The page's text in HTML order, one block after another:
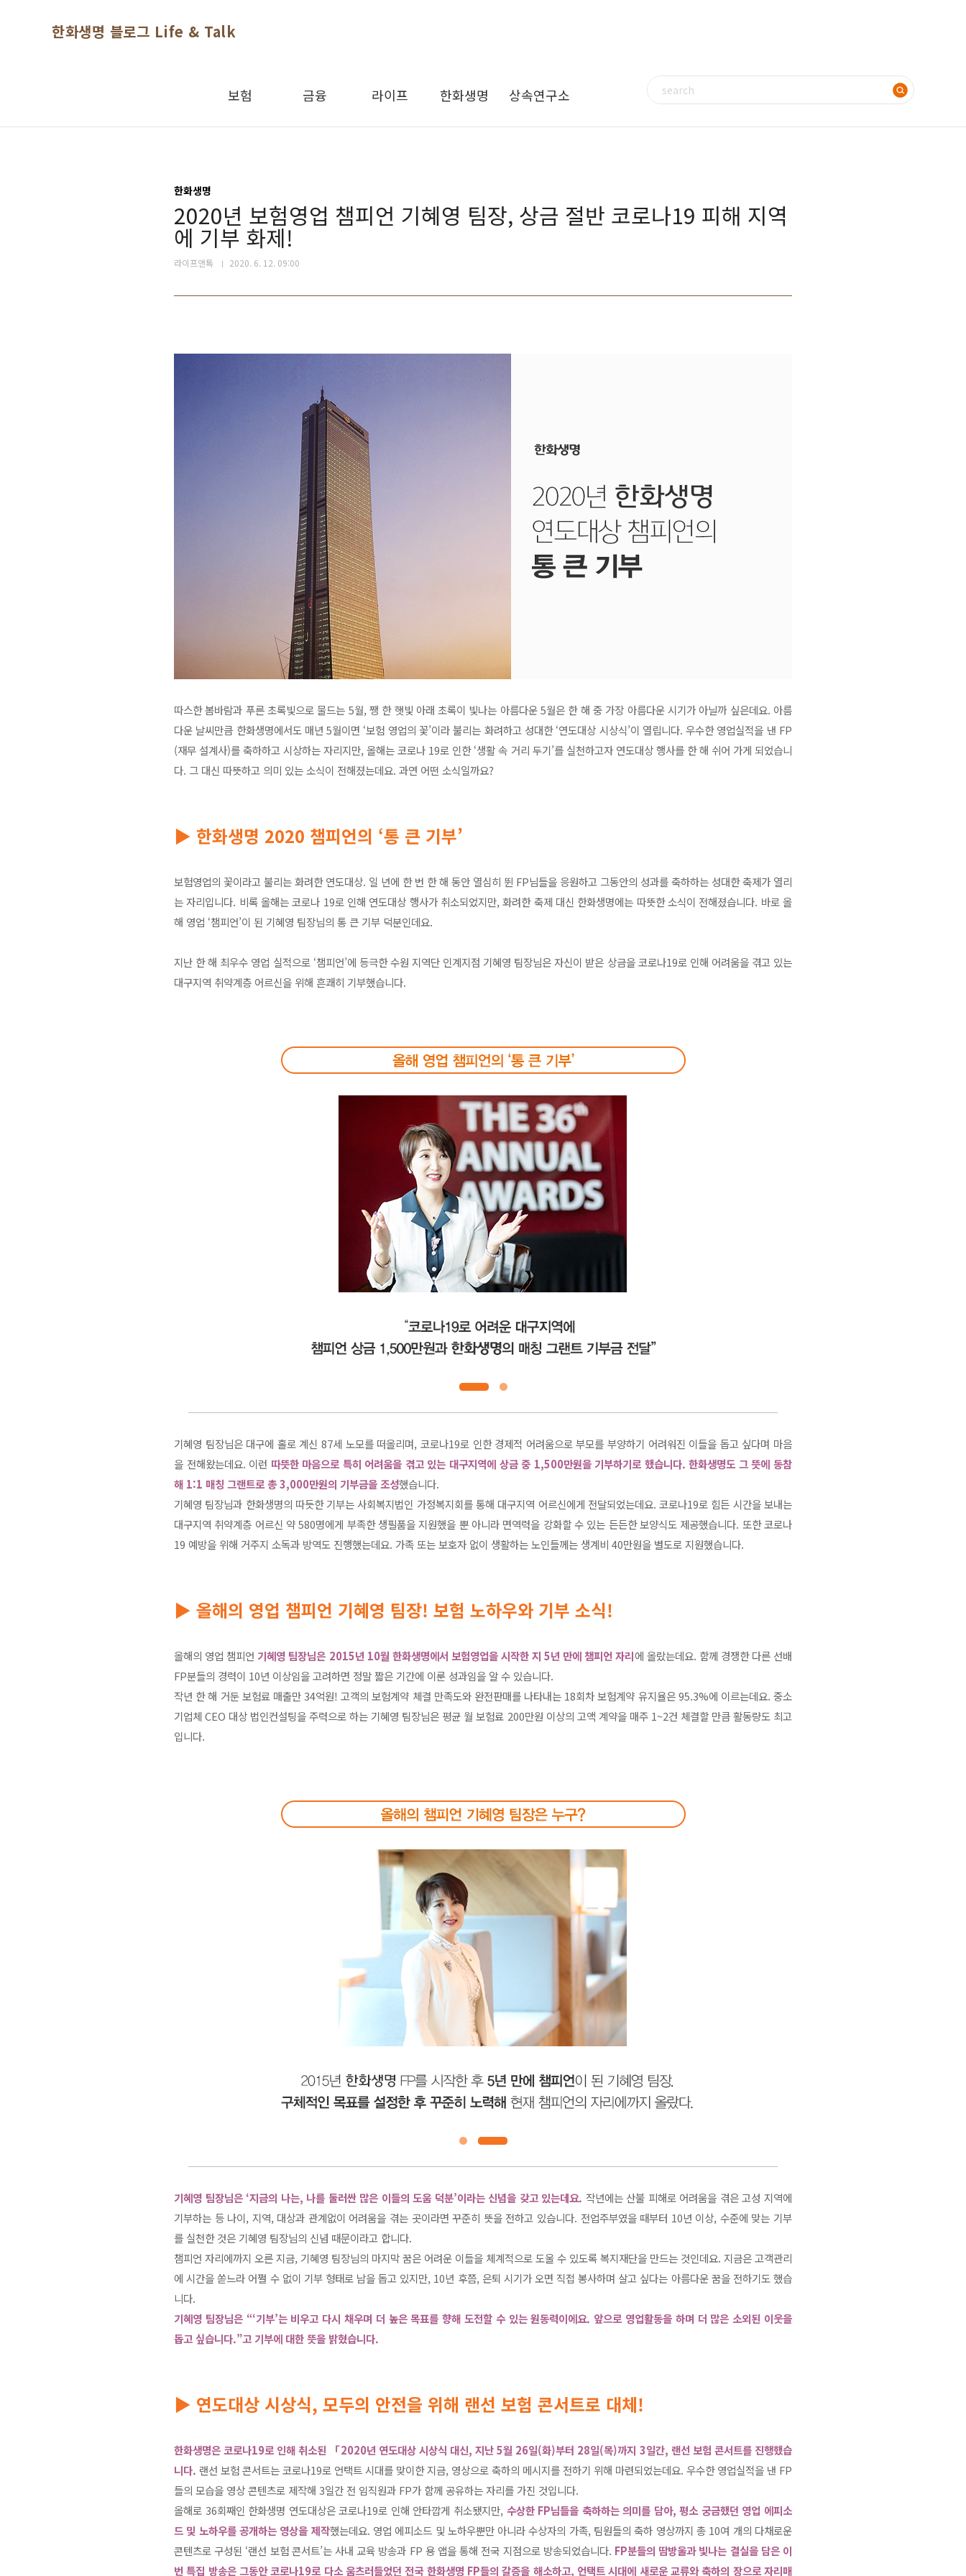
한화생명 블로그 Life & Talk
보험 금융 라이프 한화생명 상속연구소
한화생명
2020년 보험영업 챔피언 기혜영 팀장, 상금 절반 코로나19 피해 지역
에 기부 화제!
라이프앤톡 2020. 6. 12. 09:00
따스한 봄바람과 푸른 초록빛으로 물드는 5월, 쨍 한 햇빛 아래 초록이 빛나는 아름다운 5월은 한 해 중 가장 아름다운 시기가 아닐까 싶은데요. 아름
다운 날씨만큼 한화생명에서도 매년 5월이면 ‘보험 영업의 꽃’이라 불리는 화려하고 성대한 ‘연도대상 시상식’이 열립니다. 우수한 영업실적을 낸 FP
(재무 설계사)를 축하하고 시상하는 자리지만, 올해는 코로나 19로 인한 ‘생활 속 거리 두기’를 실천하고자 연도대상 행사를 한 해 쉬어 가게 되었습니
다. 그 대신 따뜻하고 의미 있는 소식이 전해졌는데요. 과연 어떤 소식일까요?
▶ 한화생명 2020 챔피언의 ‘통 큰 기부’
보험영업의 꽃이라고 불리는 화려한 연도대상. 일 년에 한 번 한 해 동안 열심히 뛴 FP님들을 응원하고 그동안의 성과를 축하하는 성대한 축제가 열리
는 자리입니다. 비록 올해는 코로나 19로 인해 연도대상 행사가 취소되었지만, 화려한 축제 대신 한화생명에는 따뜻한 소식이 전해졌습니다. 바로 올
해 영업 ‘챔피언’이 된 기혜영 팀장님의 통 큰 기부 덕분인데요.
지난 한 해 최우수 영업 실적으로 ‘챔피언’에 등극한 수원 지역단 인계지점 기혜영 팀장님은 자신이 받은 상금을 코로나19로 인해 어려움을 겪고 있는
대구지역 취약계층 어르신을 위해 흔쾌히 기부했습니다.
기혜영 팀장님은 대구에 홀로 계신 87세 노모를 떠올리며, 코로나19로 인한 경제적 어려움으로 부모를 부양하기 어려워진 이들을 돕고 싶다며 마음
을 전해왔는데요. 이런 따뜻한 마음으로 특히 어려움을 겪고 있는 대구지역에 상금 중 1,500만원을 기부하기로 했습니다. 한화생명도 그 뜻에 동참
해 1:1 매칭 그랜트로 총 3,000만원의 기부금을 조성했습니다.
기혜영 팀장님과 한화생명의 따듯한 기부는 사회복지법인 가정복지회를 통해 대구지역 어르신에게 전달되었는데요. 코로나19로 힘든 시간을 보내는
대구지역 취약계층 어르신 약 580명에게 부족한 생필품을 지원했을 뿐 아니라 면역력을 강화할 수 있는 든든한 보양식도 제공했습니다. 또한 코로나
19 예방을 위해 거주지 소독과 방역도 진행했는데요. 가족 또는 보호자 없이 생활하는 노인들께는 생계비 40만원을 별도로 지원했습니다.
▶ 올해의 영업 챔피언 기혜영 팀장! 보험 노하우와 기부 소식!
올해의 영업 챔피언 기혜영 팀장님은 2015년 10월 한화생명에서 보험영업을 시작한 지 5년 만에 챔피언 자리에 올랐는데요. 함께 경쟁한 다른 선배
FP분들의 경력이 10년 이상임을 고려하면 정말 짧은 기간에 이룬 성과임을 알 수 있습니다.
작년 한 해 거둔 보험료 매출만 34억원! 고객의 보험계약 체결 만족도와 완전판매를 나타내는 18회차 보험계약 유지율은 95.3%에 이르는데요. 중소
기업체 CEO 대상 법인컨설팅을 주력으로 하는 기혜영 팀장님은 평균 월 보험료 200만원 이상의 고액 계약을 매주 1~2건 체결할 만큼 활동량도 최고
입니다.
기혜영 팀장님은 ‘지금의 나는, 나를 둘러싼 많은 이들의 도움 덕분’이라는 신념을 갖고 있는데요. 작년에는 산불 피해로 어려움을 겪은 고성 지역에
기부하는 등 나이, 지역, 대상과 관계없이 어려움을 겪는 곳이라면 꾸준히 뜻을 전하고 있습니다. 전업주부였을 때부터 10년 이상, 수준에 맞는 기부
를 실천한 것은 기혜영 팀장님의 신념 때문이라고 합니다.
챔피언 자리에까지 오른 지금, 기혜영 팀장님의 마지막 꿈은 어려운 이들을 체계적으로 도울 수 있도록 복지재단을 만드는 것인데요. 지금은 고객관리
에 시간을 쏟느라 어쩔 수 없이 기부 형태로 남을 돕고 있지만, 10년 후쯤, 은퇴 시기가 오면 직접 봉사하며 살고 싶다는 아름다운 꿈을 전하기도 했습
니다.
기혜영 팀장님은 “‘기부’는 비우고 다시 채우며 더 높은 목표를 향해 도전할 수 있는 원동력이에요. 앞으로 영업활동을 하며 더 많은 소외된 이웃을
돕고 싶습니다.”고 기부에 대한 뜻을 밝혔습니다.
▶ 연도대상 시상식, 모두의 안전을 위해 랜선 보험 콘서트로 대체!
한화생명은 코로나19로 인해 취소된 「2020년 연도대상 시상식 대신, 지난 5월 26일(화)부터 28일(목)까지 3일간, 랜선 보험 콘서트를 진행했습
니다. 랜선 보험 콘서트는 코로나19로 언택트 시대를 맞이한 지금, 영상으로 축하의 메시지를 전하기 위해 마련되었는데요. 우수한 영업실적을 낸 FP
들의 모습을 영상 콘텐츠로 제작해 3일간 전 임직원과 FP가 함께 공유하는 자리를 가진 것입니다.
올해로 36회째인 한화생명 연도대상은 코로나19로 인해 안타깝게 취소됐지만, 수상한 FP님들을 축하하는 의미를 담아, 평소 궁금했던 영업 에피소
드 및 노하우를 공개하는 영상을 제작했는데요. 영업 에피소드 및 노하우뿐만 아니라 수상자의 가족, 팀원들의 축하 영상까지 총 10여 개의 다채로운
콘텐츠로 구성된 ‘랜선 보험 콘서트’는 사내 교육 방송과 FP 용 앱을 통해 전국 지점으로 방송되었습니다. FP분들의 땀방울과 빛나는 결실을 담은 이
번 특집 방송은 그동안 코로나19로 다소 움츠러들었던 전국 한화생명 FP들의 갈증을 해소하고, 언택트 시대에 새로운 교류와 축하의 장으로 자리매